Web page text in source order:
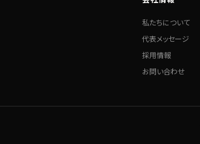
私たちについて
代表メッセージ
採用情報
お問い合わせ